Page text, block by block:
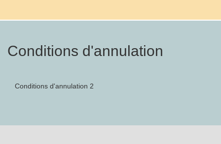
Conditions d'annulation
Conditions d'annulation 2